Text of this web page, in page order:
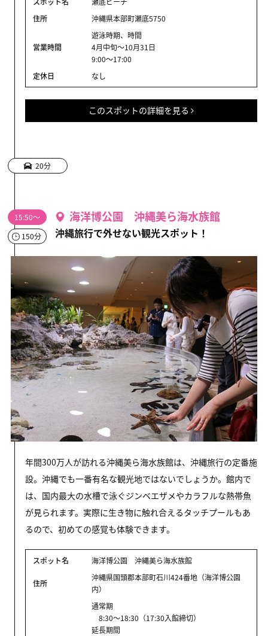
住所
沖縄県本部町瀬底5750
営業時間
遊泳時期、時間
4月中旬～10月31日
9:00～17:00
定休日
なし
このスポットの詳細を見る
20分
15:50～
150分
海洋博公園 沖縄美ら海水族館
沖縄旅行で外せない観光スポット！
年間300万人が訪れる沖縄美ら海水族館は、沖縄旅行の定番施
設。沖縄でも一番有名な観光地ではないでしょうか。館内で
は、国内最大の水槽で泳ぐジンベエザメやカラフルな熱帯魚
が見られます。実際に生き物に触れ合えるタッチプールもあ
るので、初めての感覚も体験できます。
スポット名 海洋博公園 沖縄美ら海水族館
住所
沖縄県国頭郡本部町石川424番地（海洋博公園
内）
通常期
8:30～18:30（17:30入館締切）
延長期間